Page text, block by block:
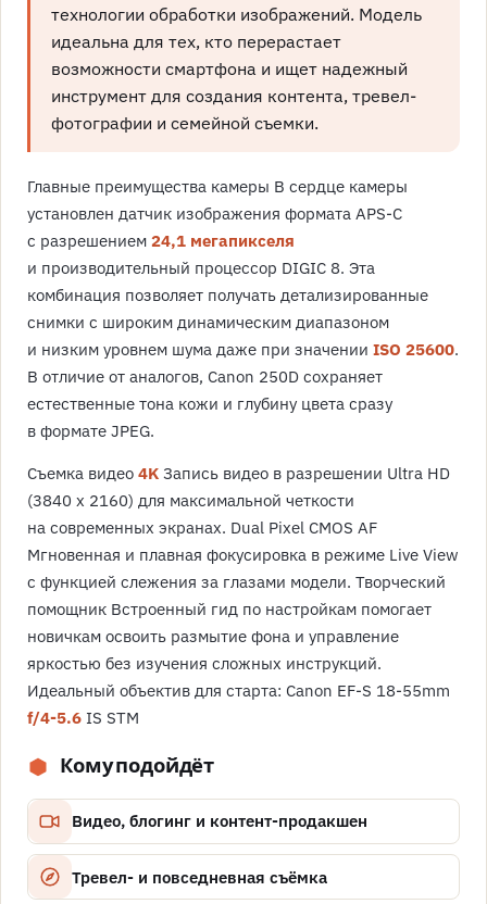
технологии обработки изображений. Модель
идеальна для тех, кто перерастает
возможности смартфона и ищет надежный
инструмент для создания контента, тревел-
фотографии и семейной съемки.
Главные преимущества камеры В сердце камеры
установлен датчик изображения формата APS-C
с разрешением 24,1 мегапикселя
и производительный процессор DIGIC 8. Эта
комбинация позволяет получать детализированные
снимки с широким динамическим диапазоном
и низким уровнем шума даже при значении ISO 25600.
В отличие от аналогов, Canon 250D сохраняет
естественные тона кожи и глубину цвета сразу
в формате JPEG.
Съемка видео 4K Запись видео в разрешении Ultra HD
(3840 x 2160) для максимальной четкости
на современных экранах. Dual Pixel CMOS AF
Мгновенная и плавная фокусировка в режиме Live View
с функцией слежения за глазами модели. Творческий
помощник Встроенный гид по настройкам помогает
новичкам освоить размытие фона и управление
яркостью без изучения сложных инструкций.
Идеальный объектив для старта: Canon EF-S 18-55mm
f/4-5.6 IS STM
Кому подойдёт
Видео, блогинг и контент-продакшен
Тревел- и повседневная съёмка